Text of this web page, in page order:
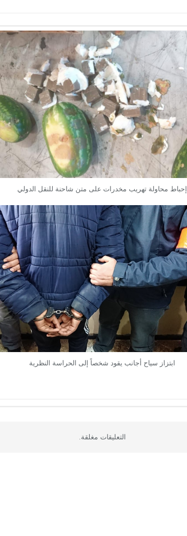
إحباط محاولة تهريب مخدرات على متن شاحنة للنقل الدولي
ابتزاز سياح أجانب يقود شخصاً إلى الحراسة النظرية
التعليقات مغلقة.